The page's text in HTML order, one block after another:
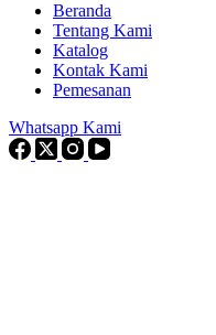
Beranda
Tentang Kami
Katalog
Kontak Kami
Pemesanan
Whatsapp Kami